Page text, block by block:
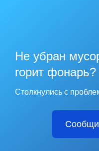
Не убран
горит фонарь?
Столкнулись с